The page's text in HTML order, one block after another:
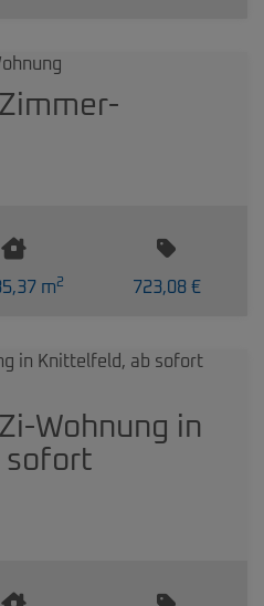
m2 723,08 €
Wohnung in
sofort